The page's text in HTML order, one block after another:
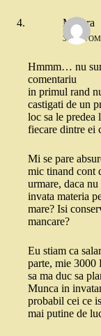
Morera
30
Hmmm… nu
comentariu
in primul rand
castigati de un
loc sa le predea
fiecare dintre ei
Mi se pare
mic tinand cont
urmare, daca
invata materia
mare? Isi
mancare?
Eu stiam ca
parte, mie 3000
sa ma duc sa
Munca in
probabil cei ce
mai putine de